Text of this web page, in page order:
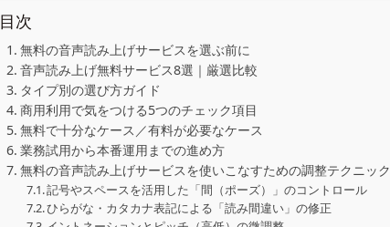
目次
無料の音声読み上げサービスを選ぶ前に
音声読み上げ無料サービス8選｜厳選比較
タイプ別の選び方ガイド
商用利用で気をつける5つのチェック項目
無料で十分なケース／有料が必要なケース
業務試用から本番運用までの進め方
無料の音声読み上げサービスを使いこなすための調整テクニック
記号やスペースを活用した「間（ポーズ）」のコントロール
ひらがな・カタカナ表記による「読み間違い」の修正